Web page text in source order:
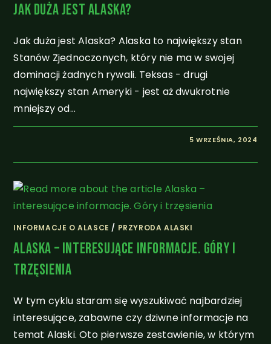
Jak Duża Jest Alaska?
Jak duża jest Alaska? Alaska to największy stan
Stanów Zjednoczonych, który nie ma w swojej
dominacji żadnych rywali. Teksas - drugi
największy stan Ameryki - jest aż dwukrotnie
mniejszy od…
5 WRZEŚNIA, 2024
INFORMACJE O ALASCE / PRZYRODA ALASKI
Alaska – Interesujące Informacje. Góry I
Trzęsienia
W tym cyklu staram się wyszukiwać najbardziej
interesujące, zabawne czy dziwne informacje na
temat Alaski. Oto pierwsze zestawienie, w którym